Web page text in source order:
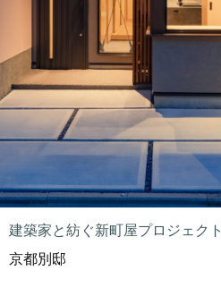
建築家と紡ぐ新町屋プロジェクト
京都別邸